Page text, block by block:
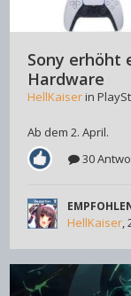
Sony erhöht
Hardware
HellKaiserin
Ab dem 2. April.
30
HellKaiser,